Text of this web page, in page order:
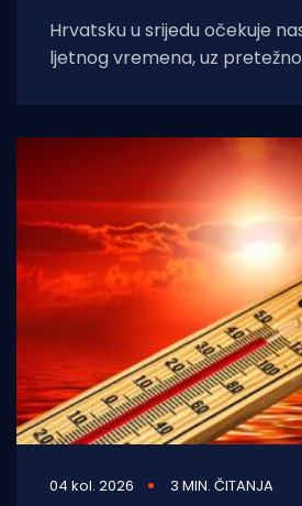
Hrvatsku u srijedu očekuje
ljetnog vremena, uz
04 kol. 2026 3 MIN. ČITANJA